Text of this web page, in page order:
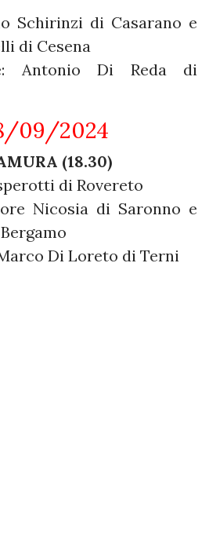
Schirinzi di Casarano e
di Cesena
Antonio Di Reda di
09/2024
(18.30)
di Rovereto
Nicosia di Saronno e
Di Loreto di Terni